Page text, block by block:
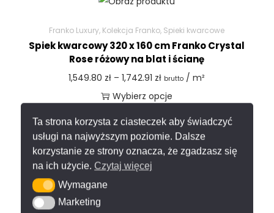
Ta strona korzysta z ciasteczek aby świadczyć
usługi na najwyższym poziomie. Dalsze
korzystanie ze strony oznacza, że zgadzasz się
na ich użycie. Czytaj więcej
WymaganeWymagane
MarketingMarketing
Franko Luxury, Kolekcja Franko, Spieki kwarcowe
Spiek kwarcowy 320 x 160 cm Franko Crystal
Rose różowy na blat i ścianę
1,549.80 zł – 1,742.91 zł brutto / m²
Wybierz opcje
Franko Luxury
Spiek kwarcowy 320 x 160 cm Franko Emerald
Onyx zielony na blat i ścianę